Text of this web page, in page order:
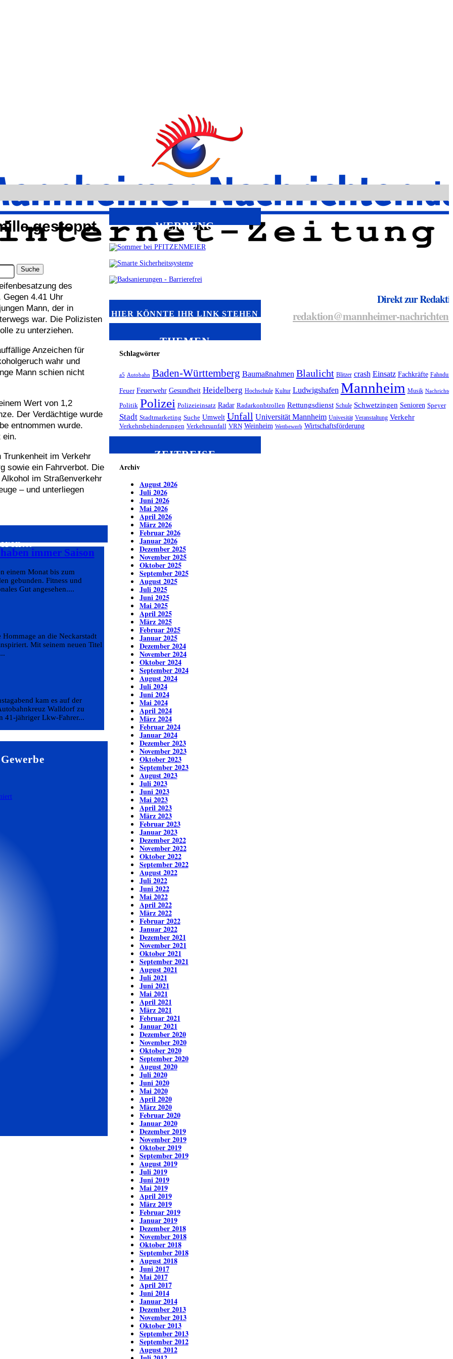
Direkt zur
redaktion@mannheimer-
gestoppt
des
4.41 Uhr
Mann, der in
war. Die Polizisten
zu unterziehen.
Anzeichen für
wahr und
Mann schien nicht
Wert von 1,2
Der Verdächtige wurde
entnommen wurde.
ein.
im Verkehr
sowie ein Fahrverbot. Die
im Straßenverkehr
– und unterliegen
immer Saison
einem Monat bis zum
gebunden. Fitness und
Gut angesehen....
an die Neckarstadt
Mit seinem neuen Titel
kam es auf der
Walldorf zu
41-jähriger Lkw-Fahrer...
WERBUNG
HIER KÖNNTE IHR LINK STEHEN
THEMEN
Schlagwörter
a5 Autobahn Baden-Württemberg Baumaßnahmen Blaulicht Blitzer crash Einsatz Fachkräfte
Feuer Feuerwehr Gesundheit Heidelberg Hochschule Kultur Ludwigshafen Mannheim Musik Nachrichten
Politik Polizei Polizeieinsatz Radar Radarkonbtrollen Rettungsdienst Schule Schwetzingen Senioren Speyer
Stadt Stadtmarketing Suche Umwelt Unfall Universität Mannheim Univesität Veranstaltung Verkehr
Verkehrsbehinderungen Verkehrsunfall VRN Weinheim Wettbewerb Wirtschaftsförderung
ZEITREISE
Archiv
August 2026
Juli 2026
Juni 2026
Mai 2026
April 2026
März 2026
Februar 2026
Januar 2026
Dezember 2025
November 2025
Oktober 2025
September 2025
August 2025
Juli 2025
Juni 2025
Mai 2025
April 2025
März 2025
Februar 2025
Januar 2025
Dezember 2024
November 2024
Oktober 2024
September 2024
August 2024
Juli 2024
Juni 2024
Mai 2024
April 2024
März 2024
Februar 2024
Januar 2024
Dezember 2023
November 2023
Oktober 2023
September 2023
August 2023
Juli 2023
Juni 2023
Mai 2023
April 2023
März 2023
Februar 2023
Januar 2023
Dezember 2022
November 2022
Oktober 2022
September 2022
August 2022
Juli 2022
Juni 2022
Mai 2022
April 2022
März 2022
Februar 2022
Januar 2022
Dezember 2021
November 2021
Oktober 2021
September 2021
August 2021
Juli 2021
Juni 2021
Mai 2021
April 2021
März 2021
Februar 2021
Januar 2021
Dezember 2020
November 2020
Oktober 2020
September 2020
August 2020
Juli 2020
Juni 2020
Mai 2020
April 2020
März 2020
Februar 2020
Januar 2020
Dezember 2019
November 2019
Oktober 2019
September 2019
August 2019
Juli 2019
Juni 2019
Mai 2019
April 2019
März 2019
Februar 2019
Januar 2019
Dezember 2018
November 2018
Oktober 2018
September 2018
August 2018
Juni 2017
Mai 2017
April 2017
Juni 2014
Januar 2014
Dezember 2013
November 2013
Oktober 2013
September 2013
September 2012
August 2012